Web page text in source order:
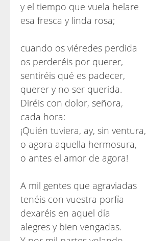
y el tiempo que vuela helare
esa fresca y linda rosa;
cuando os viéredes perdida
os perderéis por querer,
sentiréis qué es padecer,
querer y no ser querida.
Diréis con dolor, señora,
cada hora:
¡Quién tuviera, ay, sin ventura,
o agora aquella hermosura,
o antes el amor de agora!
A mil gentes que agraviadas
tenéis con vuestra porfía
dexaréis en aquel día
alegres y bien vengadas.